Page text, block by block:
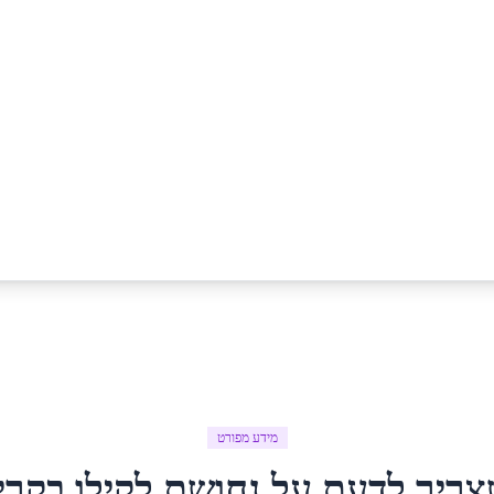
מידע מפורט